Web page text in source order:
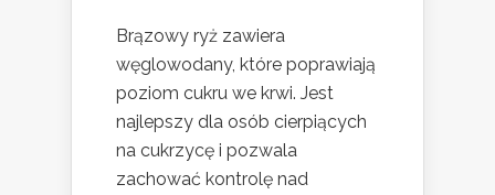
Brązowy ryż zawiera
węglowodany, które poprawiają
poziom cukru we krwi. Jest
najlepszy dla osób cierpiących
na cukrzycę i pozwala
zachować kontrolę nad